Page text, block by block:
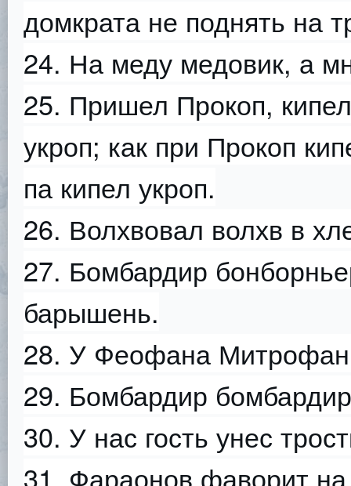
домкрата не поднять на
24. На меду медовик, а
25. Пришел Прокоп,
укроп; как при Прокоп
па кипел укроп.
26. Волхвовал волхв в
27. Бомбардир
барышень.
28. У Феофана
29. Бомбардир
30. У нас гость унес
31. Фараонов фаворит